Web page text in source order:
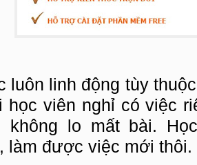
luôn linh động tùy
học viên nghỉ có việc
không lo mất bài.
làm được việc mới thôi.